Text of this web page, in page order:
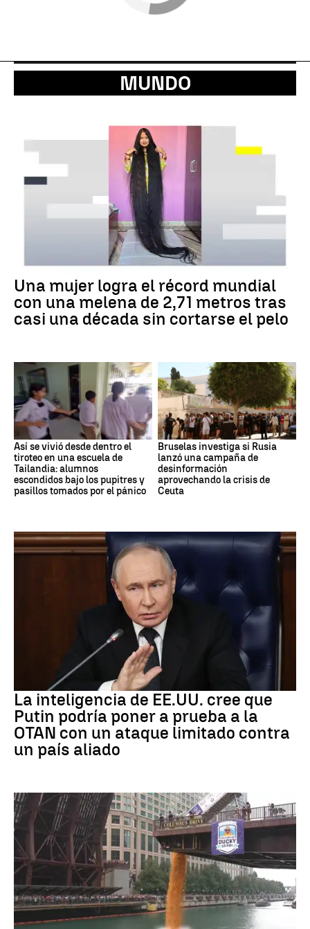
MUNDO
Una mujer logra el récord mundial
con una melena de 2,71 metros tras
casi una década sin cortarse el pelo
Así se vivió desde dentro el
tiroteo en una escuela de
Tailandia: alumnos
escondidos bajo los pupitres y
pasillos tomados por el pánico
Bruselas investiga si Rusia
lanzó una campaña de
desinformación
aprovechando la crisis de
Ceuta
La inteligencia de EE.UU. cree que
Putin podría poner a prueba a la
OTAN con un ataque limitado contra
un país aliado